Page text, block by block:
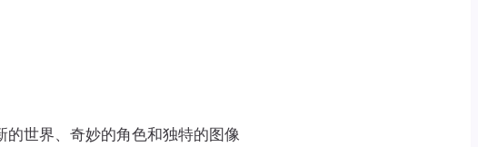
世界、奇妙的角色和独特的图像